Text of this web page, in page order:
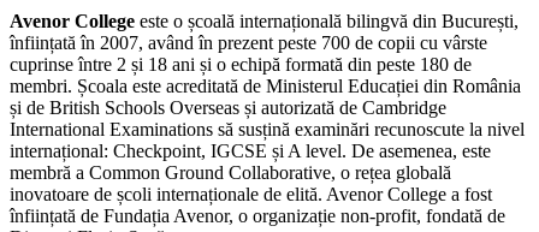
cuprinse între 2 și 18 ani și o echipă formată din peste 180 de
membri. Școala este acreditată de Ministerul Educației din România
și de British Schools Overseas și autorizată de Cambridge
International Examinations să susțină examinări recunoscute la nivel
internațional: Checkpoint, IGCSE și A level. De asemenea, este
membră a Common Ground Collaborative, o rețea globală
inovatoare de școli internaționale de elită. Avenor College a fost
înființată de Fundația Avenor, o organizație non-profit, fondată de
Diana și Florin Segărceanu.